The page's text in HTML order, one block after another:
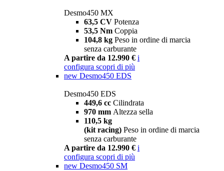
Desmo450 MX
63,5 CV Potenza
53,5 Nm Coppia
104,8 kg Peso in ordine di marcia
senza carburante
A partire da 12.990 € i
configura scopri di più
new Desmo450 EDS
Desmo450 EDS
449,6 cc Cilindrata
970 mm Altezza sella
110,5 kg
(kit racing) Peso in ordine di marcia
senza carburante
A partire da 12.990 € i
configura scopri di più
new Desmo450 SM